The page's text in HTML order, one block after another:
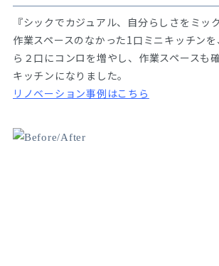
『シックでカジュアル、自分らしさをミッ
作業スペースのなかった1口ミニキッチン
ら２口にコンロを増やし、作業スペースも
キッチンになりました。
リノベーション事例はこちら